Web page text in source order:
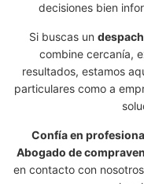
decisiones bien
Si buscas un
combine cercanía,
resultados, estamos
particulares como a
Confía en
Abogado de
en contacto con